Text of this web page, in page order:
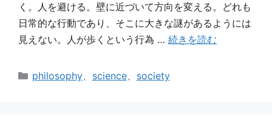
く。人を避ける。壁に近づいて方向を変える。どれも
日常的な行動であり、そこに大きな謎があるようには
見えない。人が歩くという行為 … 続きを読む
カ
philosophy、 science、 society